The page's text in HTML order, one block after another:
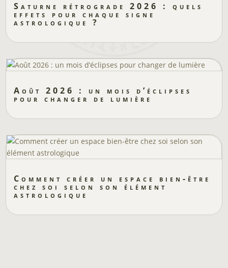
Saturne rétrograde 2026 : quels
effets pour chaque signe
astrologique ?
Août 2026 : un mois d’éclipses
pour changer de lumière
Comment créer un espace bien-être
chez soi selon son élément
astrologique